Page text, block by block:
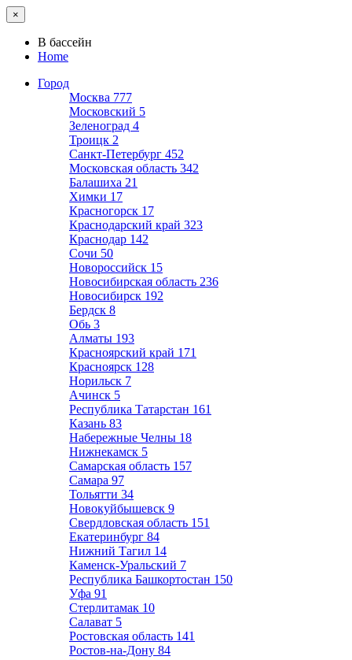
×
В бассейн
Home
Город
Москва 777
Московский 5
Зеленоград 4
Троицк 2
Санкт-Петербург 452
Московская область 342
Балашиха 21
Химки 17
Красногорск 17
Краснодарский край 323
Краснодар 142
Сочи 50
Новороссийск 15
Новосибирская область 236
Новосибирск 192
Бердск 8
Обь 3
Алматы 193
Красноярский край 171
Красноярск 128
Норильск 7
Ачинск 5
Республика Татарстан 161
Казань 83
Набережные Челны 18
Нижнекамск 5
Самарская область 157
Самара 97
Тольятти 34
Новокуйбышевск 9
Свердловская область 151
Екатеринбург 84
Нижний Тагил 14
Каменск-Уральский 7
Республика Башкортостан 150
Уфа 91
Стерлитамак 10
Салават 5
Ростовская область 141
Ростов-на-Дону 84